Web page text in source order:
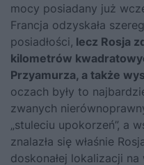
mocy posiadany już
Francja odzyskała
posiadłości, lecz Rosja
kilometrów
Przyamurza, a także
oczach były to
zwanych
„stuleciu upokorzeń”, a
znalazła się właśnie
doskonałej lokalizacji